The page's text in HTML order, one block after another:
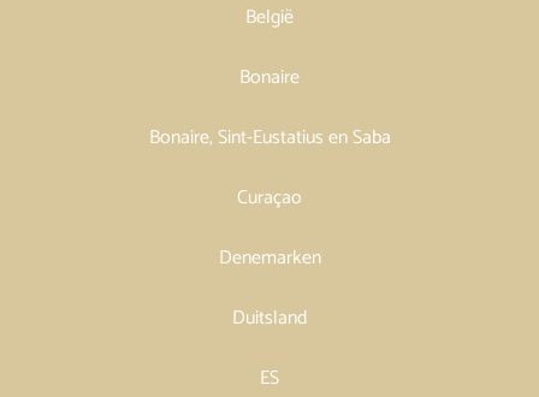
België
Bonaire
Bonaire, Sint-Eustatius en Saba
Curaçao
Denemarken
Duitsland
ES